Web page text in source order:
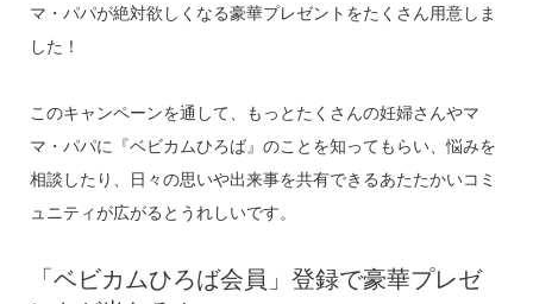
マ・パパが絶対欲しくなる豪華プレゼントをたくさん用意しま
した！
このキャンペーンを通して、もっとたくさんの妊婦さんやマ
マ・パパに『ベビカムひろば』のことを知ってもらい、悩みを
相談したり、日々の思いや出来事を共有できるあたたかいコミ
ュニティが広がるとうれしいです。
「ベビカムひろば会員」登録で豪華プレゼ